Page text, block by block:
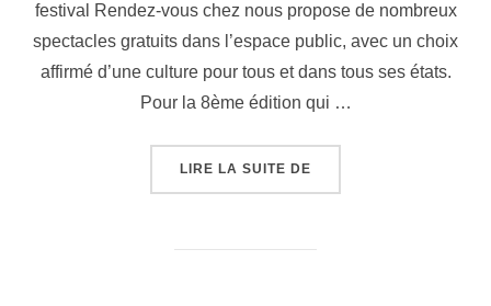
festival Rendez-vous chez nous propose de nombreux
spectacles gratuits dans l’espace public, avec un choix
affirmé d’une culture pour tous et dans tous ses états.
Pour la 8ème édition qui …
LIRE LA SUITE DE